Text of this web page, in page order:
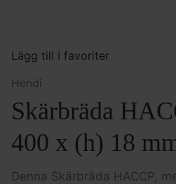
Lägg till i favoriter
Hendi
Skärbräda
400 x (h) 18
Denna Skärbräda HACCP,